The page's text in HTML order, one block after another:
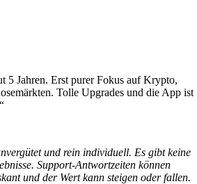
5 Jahren. Erst purer Fokus auf Krypto,
Tolle Upgrades und die App ist
und rein individuell. Es gibt keine
Support-Antwortzeiten können
und der Wert kann steigen oder fallen.